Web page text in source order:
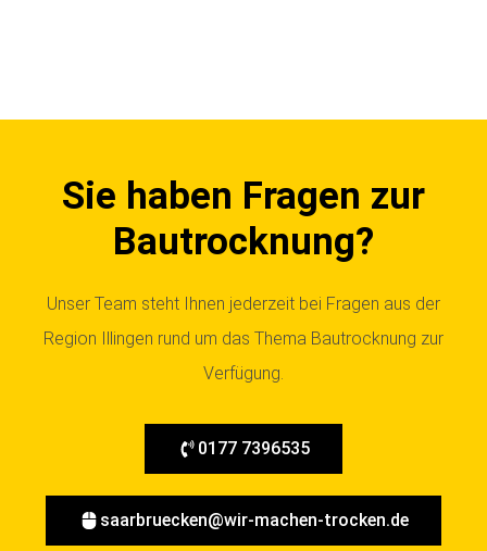
Sie haben Fragen zur
Bautrocknung?
Unser Team steht Ihnen jederzeit bei Fragen aus der
Region Illingen rund um das Thema Bautrocknung zur
Verfügung.
0177 7396535
saarbruecken@wir-machen-trocken.de